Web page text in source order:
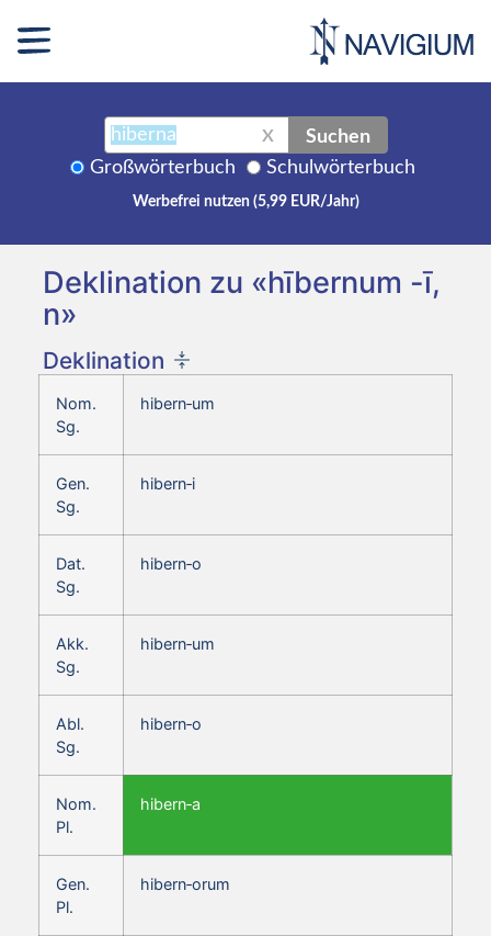
X Suchen
Großwörterbuch Schulwörterbuch
Werbefrei nutzen (5,99 EUR/Jahr)
Deklination zu «hībernum -ī,
n»
Deklination
Nom.
Sg.
hibern‑um
Gen.
Sg.
hibern‑i
Dat.
Sg.
hibern‑o
Akk.
Sg.
hibern‑um
Abl.
Sg.
hibern‑o
Nom.
Pl.
hibern‑a
Gen.
Pl.
hibern‑orum